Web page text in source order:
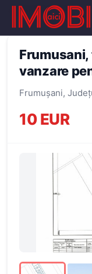
← Înapoi la oferte
vanzare
Frumușani,
10 EUR